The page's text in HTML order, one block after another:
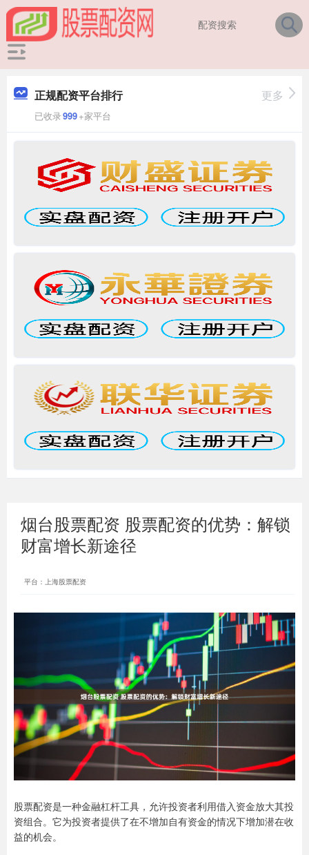
正规配资平台排行
已收录999+家平台
更多
烟台股票配资 股票配资的优势：解锁
财富增长新途径
平台：上海股票配资
股票配资是一种金融杠杆工具，允许投资者利用借入资金放大其投
资组合。它为投资者提供了在不增加自有资金的情况下增加潜在收
益的机会。